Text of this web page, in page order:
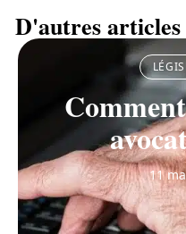
D'autres
11